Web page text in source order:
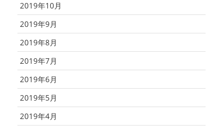
2019年10月
2019年9月
2019年8月
2019年7月
2019年6月
2019年5月
2019年4月